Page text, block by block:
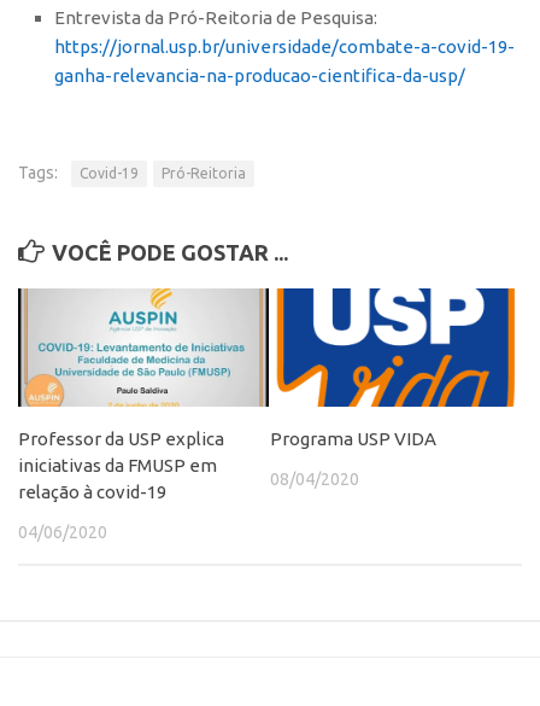
Agenda AUSPIN
Fala Inovação
Edição 2025
Edição 2019
Inovação em Números
Propriedade Intelectual
Formas de Proteção
Patentes
Marcas
Entrevista da Pró-Reitoria de Pesquisa:
https://jornal.usp.br/universidade/combate-a-covid-19-
ganha-relevancia-na-producao-cientifica-da-usp/
Tags: Covid-19 Pró-Reitoria
VOCÊ PODE GOSTAR ...
Professor da USP explica
iniciativas da FMUSP em
relação à covid-19
04/06/2020
Programa USP VIDA
08/04/2020